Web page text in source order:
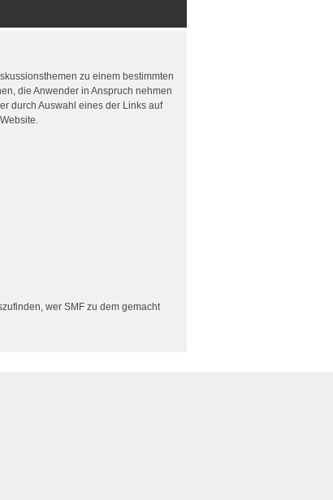
zu einem bestimmten
die Anwender in Anspruch nehmen
durch Auswahl eines der Links auf
wer SMF zu dem gemacht